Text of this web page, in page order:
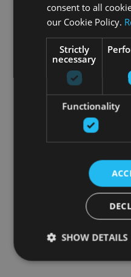
consent to all
our Cookie Policy.
Strictly
necessary
Functionality
SHOW DETAILS